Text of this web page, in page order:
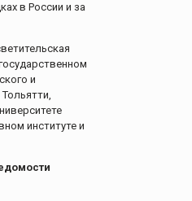
в России и за
и
институте и